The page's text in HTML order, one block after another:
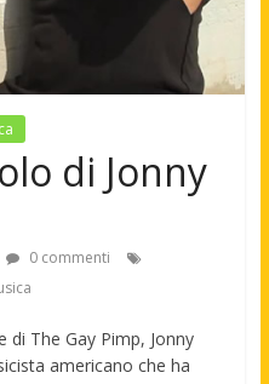
di Jonny
0 commenti
The Gay Pimp, Jonny
americano che ha